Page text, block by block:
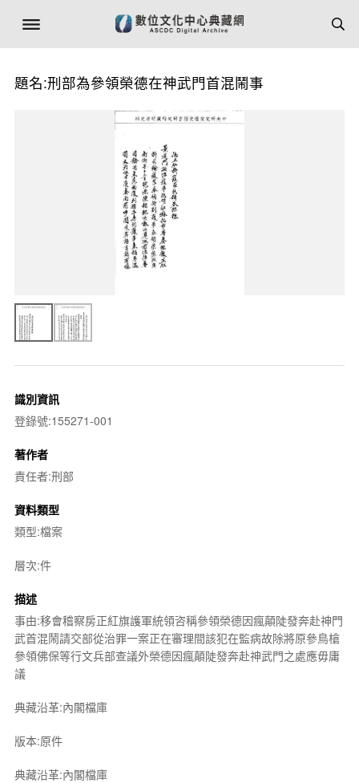
題名:刑部為參領榮德在神武門首混鬧事
識別資訊
登錄號:155271-001
著作者
責任者:刑部
資料類型
類型:檔案
層次:件
描述
事由:移會稽察房正紅旗護軍統領咨稱參領榮德因瘋顛陡發奔赴神門
武首混鬧請交部從治罪一案正在審理間該犯在監病故除將原參鳥槍
參領佛保等行文兵部查議外榮德因瘋顛陡發奔赴神武門之處應毋庸
議
典藏沿革:內閣檔庫
版本:原件
典藏沿革:內閣檔庫